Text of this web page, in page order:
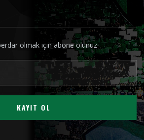
olmak için abone olunuz
KAYIT OL